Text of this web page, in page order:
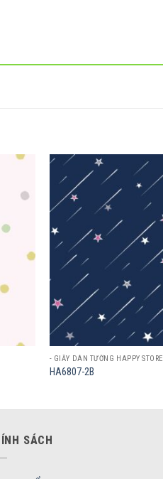
Add to
wishlist
- GIẤY DÁN TƯỜNG HAPPY STORE
HA6807-2B
SÁCH